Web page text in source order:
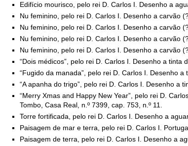
Edifício mourisco, pelo rei D. Carlos I. Desenho a
Nu feminino, pelo rei D. Carlos I. Desenho a carvão
Nu feminino, pelo rei D. Carlos I. Desenho a carvão
Nu feminino, pelo rei D. Carlos I. Desenho a carvão
Nu feminino, pelo rei D. Carlos I. Desenho a carvão
“Dois médicos”, pelo rei D. Carlos I. Desenho a tinta
“Fugido da manada”, pelo rei D. Carlos I. Desenho
“A apanha do trigo”, pelo rei D. Carlos I. Desenho a
“Merry Xmas and Happy New Year”, pelo rei D.
Tombo, Casa Real, n.º 7399, cap. 753, n.º 11.
Torre fortificada, pelo rei D. Carlos I. Desenho a
Paisagem de mar e terra, pelo rei D. Carlos I.
Paisagem de terra, pelo rei D. Carlos I. Desenho a